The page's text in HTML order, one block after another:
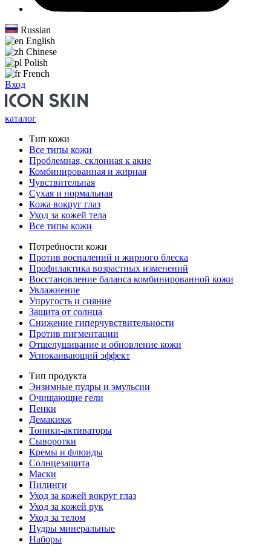
Russian
English
Chinese
Polish
French
Вход
каталог
Тип кожи
Все типы кожи
Проблемная, склонная к акне
Комбинированная и жирная
Чувствительная
Сухая и нормальная
Кожа вокруг глаз
Уход за кожей тела
Все типы кожи
Потребности кожи
Против воспалений и жирного блеска
Профилактика возрастных изменений
Восстановление баланса комбинированной кожи
Увлажнение
Упругость и сияние
Защита от солнца
Снижение гиперчувствительности
Против пигментации
Отшелушивание и обновление кожи
Успокаивающий эффект
Тип продукта
Энзимные пудры и эмульсии
Очищающие гели
Пенки
Демакияж
Тоники-активаторы
Сыворотки
Кремы и флюиды
Солнцезащита
Маски
Пилинги
Уход за кожей вокруг глаз
Уход за кожей рук
Уход за телом
Пудры минеральные
Наборы